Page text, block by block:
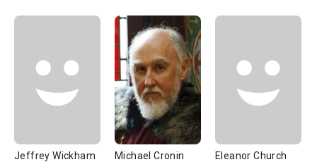
Jeffrey Wickham Michael Cronin Eleanor Church